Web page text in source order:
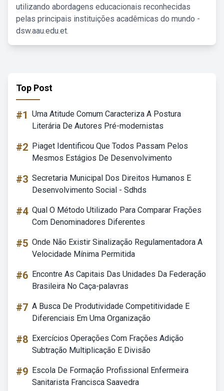
utilizando abordagens educacionais reconhecidas
pelas principais instituições acadêmicas do mundo -
dsw.aau.edu.et.
Top Post
#1 Uma Atitude Comum Caracteriza A Postura
Literária De Autores Pré-modernistas
#2 Piaget Identificou Que Todos Passam Pelos
Mesmos Estágios De Desenvolvimento
#3 Secretaria Municipal Dos Direitos Humanos E
Desenvolvimento Social - Sdhds
#4 Qual O Método Utilizado Para Comparar Frações
Com Denominadores Diferentes
#5 Onde Não Existir Sinalização Regulamentadora A
Velocidade Mínima Permitida
#6 Encontre As Capitais Das Unidades Da Federação
Brasileira No Caça-palavras
#7 A Busca De Produtividade Competitividade E
Diferenciais Em Uma Organização
#8 Exercícios Operações Com Frações Adição
Subtração Multiplicação E Divisão
#9 Escola De Formação Profissional Enfermeira
Sanitarista Francisca Saavedra